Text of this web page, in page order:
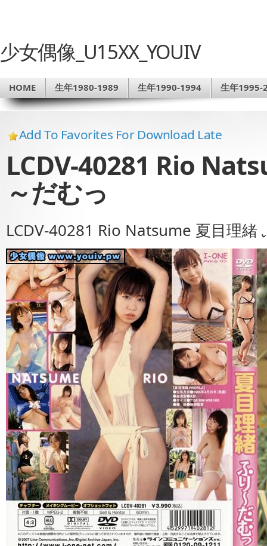
少女偶像_U15XX_YOUIV
HOME 生年1980-1989 生年1990-1994 生年1995-
Add To Favorites For Download Late
LCDV-40281 Rio
～だむっ
LCDV-40281 Rio Natsume 夏目理緒